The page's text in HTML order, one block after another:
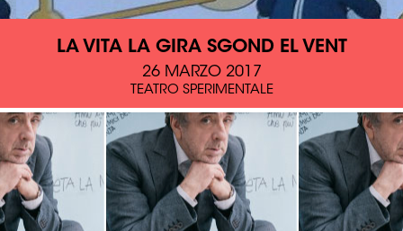
LA VITA LA GIRA SGOND EL VENT
26 MARZO 2017
TEATRO SPERIMENTALE